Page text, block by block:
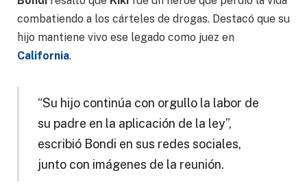
combatiendo a los cárteles de drogas. Destacó que su
hijo mantiene vivo ese legado como juez en
California.
“Su hijo continúa con orgullo la labor de
su padre en la aplicación de la ley”,
escribió Bondi en sus redes sociales,
junto con imágenes de la reunión.